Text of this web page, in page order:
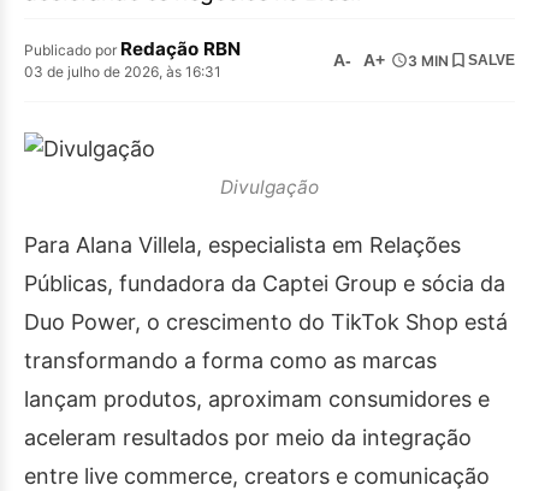
Publicado por Redação RBN
03 de julho de 2026, às 16:31
A- A+ 3 MIN SALVE
Divulgação
Para Alana Villela, especialista em Relações
Públicas, fundadora da Captei Group e sócia da
Duo Power, o crescimento do TikTok Shop está
transformando a forma como as marcas
lançam produtos, aproximam consumidores e
aceleram resultados por meio da integração
entre live commerce, creators e comunicação